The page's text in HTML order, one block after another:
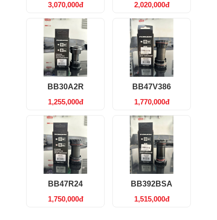
3,070,000đ
2,020,000đ
BB30A2R
1,255,000đ
BB47V386
1,770,000đ
BB47R24
1,750,000đ
BB392BSA
1,515,000đ